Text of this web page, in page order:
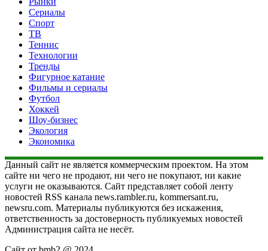
Сериалы
Спорт
ТВ
Теннис
Технологии
Тренды
Фигурное катание
Фильмы и сериалы
Футбол
Хоккей
Шоу-бизнес
Экология
Экономика
Данный сайт не является коммерческим проектом. На этом
сайте ни чего не продают, ни чего не покупают, ни какие
услуги не оказываются. Сайт представляет собой ленту
новостей RSS канала news.rambler.ru, kommersant.ru,
newsru.com. Материалы публикуются без искажения,
ответственность за достоверность публикуемых новостей
Администрация сайта не несёт.